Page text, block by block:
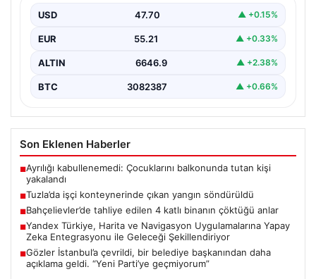
kişinin kaldığı işçi konteynerinde…
USD 47.70 ▲ +0.15%
EUR 55.21 ▲ +0.33%
ALTIN 6646.9 ▲ +2.38%
BTC 3082387 ▲ +0.66%
Son Eklenen Haberler
■Ayrılığı kabullenemedi: Çocuklarını balkonunda tutan kişi
yakalandı
■Tuzla’da işçi konteynerinde çıkan yangın söndürüldü
■Bahçelievler’de tahliye edilen 4 katlı binanın çöktüğü anlar
■Yandex Türkiye, Harita ve Navigasyon Uygulamalarına Yapay
Zeka Entegrasyonu ile Geleceği Şekillendiriyor
■Gözler İstanbul’a çevrildi, bir belediye başkanından daha
açıklama geldi. “Yeni Parti’ye geçmiyorum”